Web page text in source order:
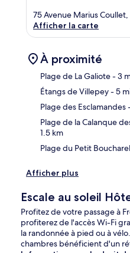
75 Avenue Marius
Afficher la carte
À proximité
Plage de La Galiote- 3
Étangs de Villepey- 5
Plage des Esclamandes
Plage de la Calanque
1.5 km
Plage du Petit Boucharel
Afficher plus
Escale au soleil
Profitez de votre passage à
profiterez de l'accès Wi-Fi
la randonnée à pied ou à
chambres bénéficient d'un